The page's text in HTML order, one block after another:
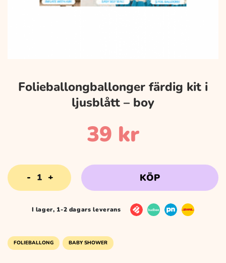
Folieballongballonger färdig kit i
ljusblått – boy
39 kr
Folieballongballonger
färdig
kit
boy
KÖP
I lager, 1-2 dagars leverans
FOLIEBALLONG BABY SHOWER